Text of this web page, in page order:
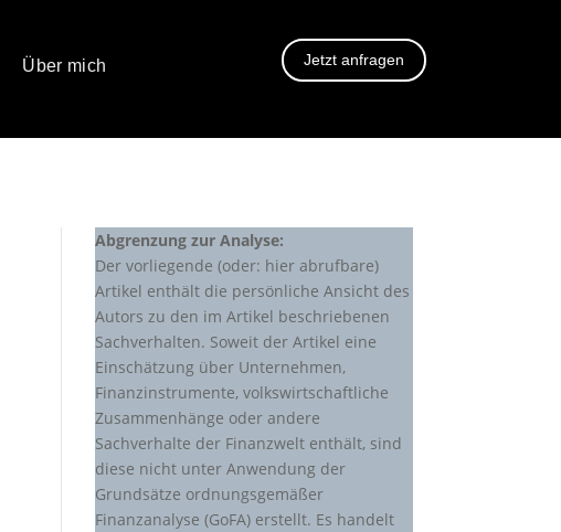
Über mich
Jetzt anfragen
Abgrenzung zur Analyse:
Der vorliegende (oder: hier abrufbare)
Artikel enthält die persönliche Ansicht des
Autors zu den im Artikel beschriebenen
Sachverhalten. Soweit der Artikel eine
Einschätzung über Unternehmen,
Finanzinstrumente, volkswirtschaftliche
Zusammenhänge oder andere
Sachverhalte der Finanzwelt enthält, sind
diese nicht unter Anwendung der
Grundsätze ordnungsgemäßer
Finanzanalyse (GoFA) erstellt. Es handelt